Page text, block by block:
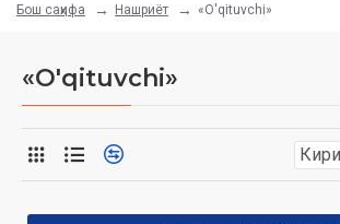
Бош саҳифа Нашриёт «O'qituvchi»
«O'qituvchi»